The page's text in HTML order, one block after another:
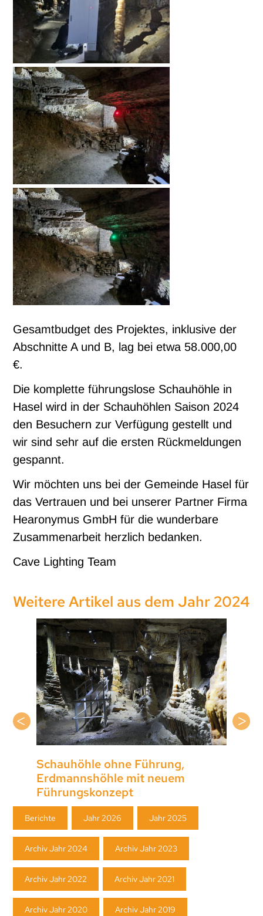
Gesamtbudget des Projektes, inklusive der
Abschnitte A und B, lag bei etwa 58.000,00
€.
Die komplette führungslose Schauhöhle in
Hasel wird in der Schauhöhlen Saison 2024
den Besuchern zur Verfügung gestellt und
wir sind sehr auf die ersten Rückmeldungen
gespannt.
Wir möchten uns bei der Gemeinde Hasel für
das Vertrauen und bei unserer Partner Firma
Hearonymus GmbH für die wunderbare
Zusammenarbeit herzlich bedanken.
Cave Lighting Team
Weitere Artikel aus dem Jahr 2024
Neue lichttechnische Inszenierung
der Hermannshöhle in Rübeland
(Harz)
Navigation
Berichte Jahr 2026 Jahr 2025
Archiv Jahr 2024 Archiv Jahr 2023
Archiv Jahr 2022 Archiv Jahr 2021
Archiv Jahr 2020 Archiv Jahr 2019